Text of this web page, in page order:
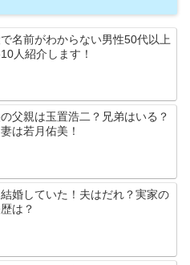
名前がわからない男性50代以上
人紹介します！
父親は玉置浩二？兄弟はいる？
は若月佑美！
婚していた！夫はだれ？実家の
は？